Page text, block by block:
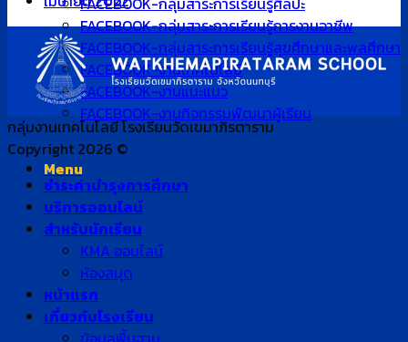
FACEBOOK-กลุ่มสาระการเรียนรู้การงานอาชีพ
FACEBOOK-กลุ่มสาระการเรียนรู้สุขศึกษาและพลศึกษา
FACEBOOK-งานเทคโนโลยี
FACEBOOK-งานแนะแนว
FACEBOOK-งานกิจกรรมพัฒนาผู้เรียน
Menu
กลุ่มงานเทคโนโลยี โรงเรียนวัดเขมาภิรตาราม
Copyright 2026 ©
ชำระค่าบำรุงการศึกษา
บริการออนไลน์
สำหรับนักเรียน
KMA ออนไลน์
ห้องสมุด
หน้าแรก
เกี่ยวกับโรงเรียน